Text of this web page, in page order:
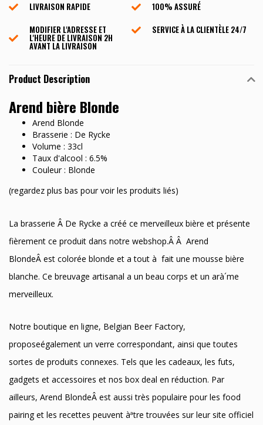
LIVRAISON RAPIDE
100% ASSURÉ
MODIFIER L'ADRESSE ET
L'HEURE DE LIVRAISON 2H
AVANT LA LIVRAISON
SERVICE À LA CLIENTÈLE ​​24/7
Product Description
Arend bière Blonde
Arend Blonde
Brasserie : De Rycke
Volume : 33cl
Taux d'alcool : 6.5%
Couleur : Blonde
(regardez plus bas pour voir les produits liés)
La brasserie Â De Rycke a créé ce merveilleux bière et présente
fièrement ce produit dans notre webshop.Â Â Arend
BlondeÂ est colorée blonde et a tout à fait une mousse bière
blanche. Ce breuvage artisanal a un beau corps et un arà´me
merveilleux.
Notre boutique en ligne, Belgian Beer Factory,
proposeégalement un verre correspondant, ainsi que toutes
sortes de produits connexes. Tels que les cadeaux, les futs,
gadgets et accessoires et nos box deal en réduction. Par
ailleurs, Arend BlondeÂ est aussi très populaire pour les food
pairing et les recettes peuvent àªtre trouvées sur leur site officiel